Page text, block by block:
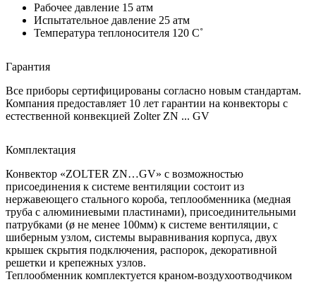
Рабочее давление 15 атм
Испытательное давление 25 атм
Температура теплоносителя 120 C˚
Гарантия
Все приборы сертифицированы согласно новым стандартам.
Компания предоставляет 10 лет гарантии на конвекторы с
естественной конвекцией Zolter ZN ... GV
Комплектация
Конвектор «ZOLTER ZN…GV» с возможностью
присоединения к системе вентиляции состоит из
нержавеющего стального короба, теплообменника (медная
труба с алюминиевыми пластинами), присоединительными
патрубками (ø не менее 100мм) к системе вентиляции, с
шиберным узлом, системы выравнивания корпуса, двух
крышек скрытия подключения, распорок, декоративной
решетки и крепежных узлов.
Теплообменник комплектуется краном-воздухоотводчиком